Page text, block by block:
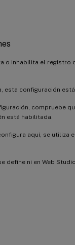
o inhabilita el registro
esta configuración
compruebe
está habilitada.
aquí, se utiliza
define ni en Web